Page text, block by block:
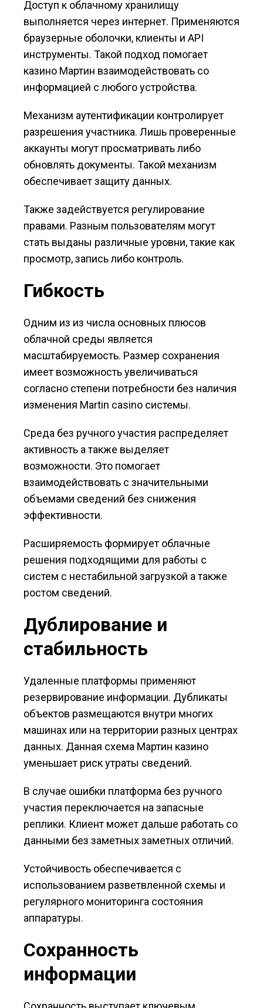
Доступ к облачному хранилищу
выполняется через интернет. Применяются
браузерные оболочки, клиенты и API
инструменты. Такой подход помогает
казино Мартин взаимодействовать со
информацией с любого устройства.
Механизм аутентификации контролирует
разрешения участника. Лишь проверенные
аккаунты могут просматривать либо
обновлять документы. Такой механизм
обеспечивает защиту данных.
Также задействуется регулирование
правами. Разным пользователям могут
стать выданы различные уровни, такие как
просмотр, запись либо контроль.
Гибкость
Одним из из числа основных плюсов
облачной среды является
масштабируемость. Размер сохранения
имеет возможность увеличиваться
согласно степени потребности без наличия
изменения Martin casino системы.
Среда без ручного участия распределяет
активность а также выделяет
возможности. Это помогает
взаимодействовать с значительными
объемами сведений без снижения
эффективности.
Расширяемость формирует облачные
решения подходящими для работы с
систем с нестабильной загрузкой а также
ростом сведений.
Дублирование и
стабильность
Удаленные платформы применяют
резервирование информации. Дубликаты
объектов размещаются внутри многих
машинах или на территории разных центрах
данных. Данная схема Мартин казино
уменьшает риск утраты сведений.
В случае ошибки платформа без ручного
участия переключается на запасные
реплики. Клиент может дальше работать со
данными без заметных заметных отличий.
Устойчивость обеспечивается с
использованием разветвленной схемы и
регулярного мониторинга состояния
аппаратуры.
Сохранность
информации